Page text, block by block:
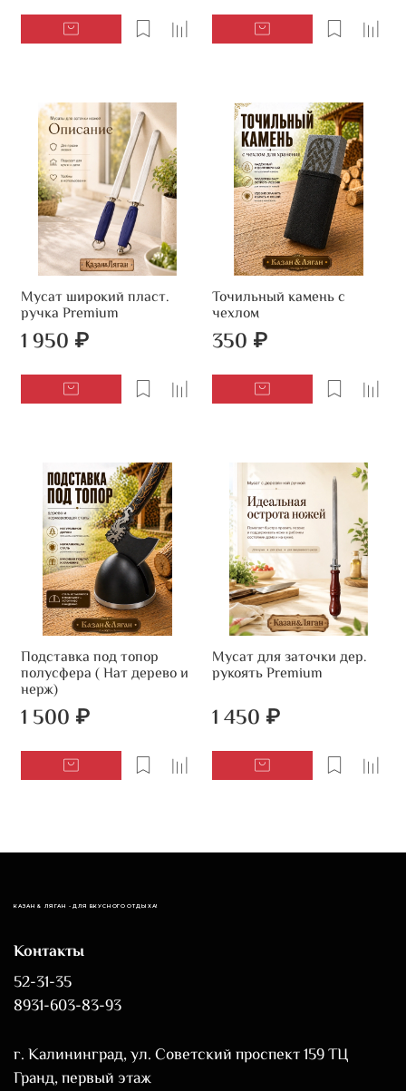
Мусат широкий пласт.
ручка Premium
1 950 ₽
Точильный камень с
чехлом
350 ₽
Подставка под топор
полусфера ( Нат дерево и
нерж)
1 500 ₽
Мусат для заточки дер.
рукоять Premium
1 450 ₽
КАЗАН & ЛЯГАН - ДЛЯ ВКУСНОГО ОТДЫХА!
Контакты
52-31-35
8931-603-83-93
г. Калининград, ул. Советский проспект 159 ТЦ
Гранд, первый этаж